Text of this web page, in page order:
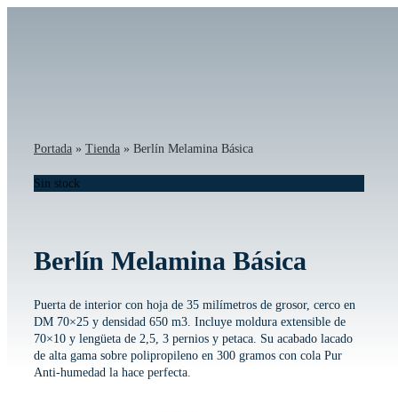
Portada» Tienda» Berlín Melamina Básica
Sin stock
Berlín Melamina Básica
Puerta de interior con hoja de 35 milímetros de grosor, cerco en
DM 70×25 y densidad 650 m3. Incluye moldura extensible de
70×10 y lengüeta de 2,5, 3 pernios y petaca. Su acabado lacado
de alta gama sobre polipropileno en 300 gramos con cola Pur
Anti-humedad la hace perfecta.